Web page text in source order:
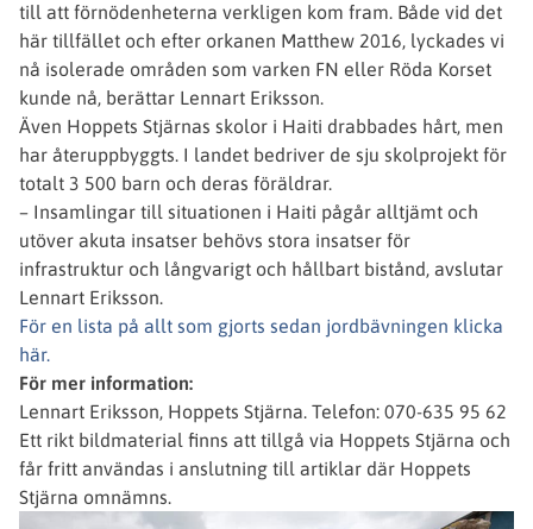
till att förnödenheterna verkligen kom fram. Både vid det
här tillfället och efter orkanen Matthew 2016, lyckades vi
nå isolerade områden som varken FN eller Röda Korset
kunde nå, berättar Lennart Eriksson.
Även Hoppets Stjärnas skolor i Haiti drabbades hårt, men
har återuppbyggts. I landet bedriver de sju skolprojekt för
totalt 3 500 barn och deras föräldrar.
– Insamlingar till situationen i Haiti pågår alltjämt och
utöver akuta insatser behövs stora insatser för
infrastruktur och långvarigt och hållbart bistånd, avslutar
Lennart Eriksson.
För en lista på allt som gjorts sedan jordbävningen klicka
här.
För mer information:
Lennart Eriksson, Hoppets Stjärna. Telefon: 070-635 95 62
Ett rikt bildmaterial finns att tillgå via Hoppets Stjärna och
får fritt användas i anslutning till artiklar där Hoppets
Stjärna omnämns.